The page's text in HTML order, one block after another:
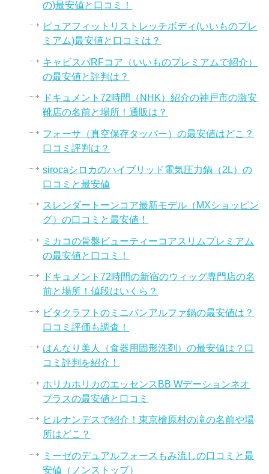
の)最安値と口コミ！
ピュアフィットリストレッチボディ(いいものプレ
ミアム)最安値と口コミは？
キャビスパRFコア（いいものプレミアムで紹介）
の最安値と評判は？
ドキュメント72時間（NHK）紹介の神戸市の激安
靴店の名前と場所！通販は？
フォーサ（真空保存タッパー）の最安値はどこ？
口コミ評判は？
sirocaシロカのハイブリッド電気圧力鍋（2L）の
口コミと最安値
スレンダートーンコア最新モデル（MXショッピン
グ）の口コミと最安値！
ミカコの骨盤ビューティーコアスリムプレミアム
の最安値と口コミ！
ドキュメント72時間の新宿のウィッグ専門店の名
前と場所！値段はいくら？
ビタクラフトのミニパンアルファ鍋の最安値は？
口コミ評価も調査！
はんなり美人（食器用固形洗剤）の最安値は？口
コミ評判を紹介！
ホリカホリカのエッセンスBB Wデーションネオ
プラスの最安値と口コミ
ヒルナンデスで紹介！東京檜原村の滝の名前や場
所はどこ？
ミーゼのデュアルフォースもみ流しの口コミと最
安値（ノンストップ）